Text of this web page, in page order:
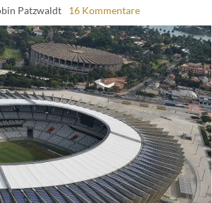
Patzwaldt 16 Kommentare